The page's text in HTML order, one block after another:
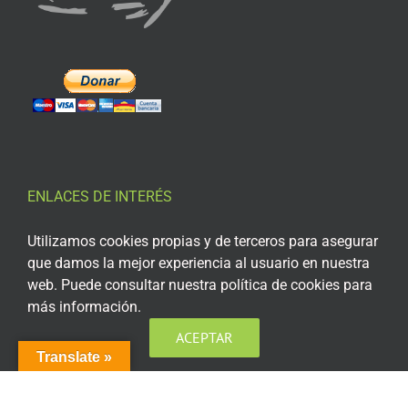
ENLACES DE INTERÉS
Aviso Legal
Política de privacidad
Política de privacidad Redes Sociales
Política de cookies
Translate »
Utilizamos cookies propias y de terceros para asegurar
que damos la mejor experiencia al usuario en nuestra
web. Puede consultar nuestra política de cookies para
más información.
ACEPTAR